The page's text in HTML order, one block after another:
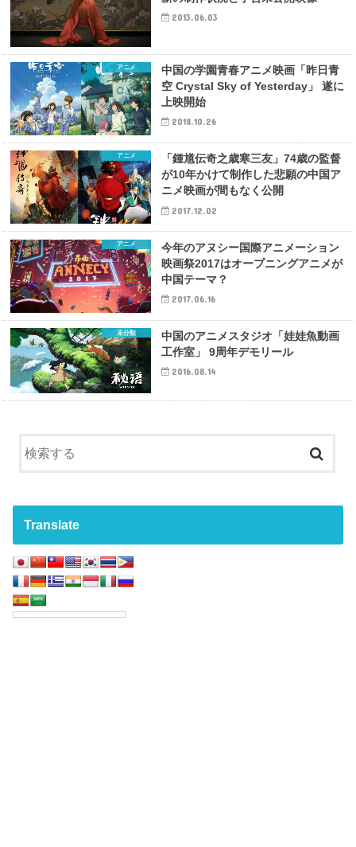
2013.06.03
アニメ
中国の学園青春アニメ映画「昨日青
空 Crystal Sky of Yesterday」 遂に
上映開始
2018.10.26
アニメ
「鍾馗伝奇之歳寒三友」74歳の監督
が10年かけて制作した悲願の中国ア
ニメ映画が間もなく公開
2017.12.02
アニメ
今年のアヌシー国際アニメーション
映画祭2017はオープニングアニメが
中国テーマ？
2017.06.16
未分類
中国のアニメスタジオ「娃娃魚動画
工作室」 9周年デモリール
2016.08.14
Translate